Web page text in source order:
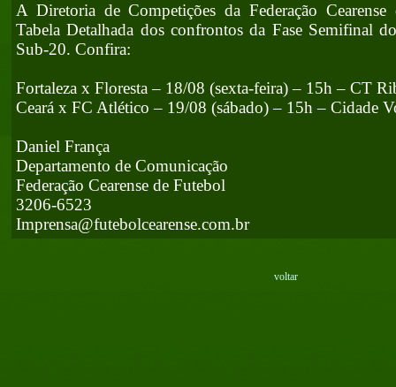
A Diretoria de Competições da Federação
Tabela Detalhada dos confrontos da Fase Semifinal
Sub-20. Confira:
Fortaleza x Floresta – 18/08 (sexta-feira) – 15h – CT
Ceará x FC Atlético – 19/08 (sábado) – 15h – Cidade
Daniel França
Departamento de Comunicação
Federação Cearense de Futebol
3206-6523
Imprensa@futebolcearense.com.br
voltar